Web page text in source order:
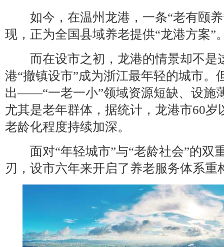
如今，在温州龙港，一条“老有颐养
现，正为全国县域养老提供“龙港方案”
而在设市之初，龙港的情景却不是
港“撤镇设市”成为浙江最年轻的城市。
出——“一老一小”领域资源短缺、设施
尤其是老年群体，据统计，龙港市60岁
老龄化程度持续加深。
面对“年轻城市”与“老龄社会”的双
刃，设市六年来开启了养老服务体系重